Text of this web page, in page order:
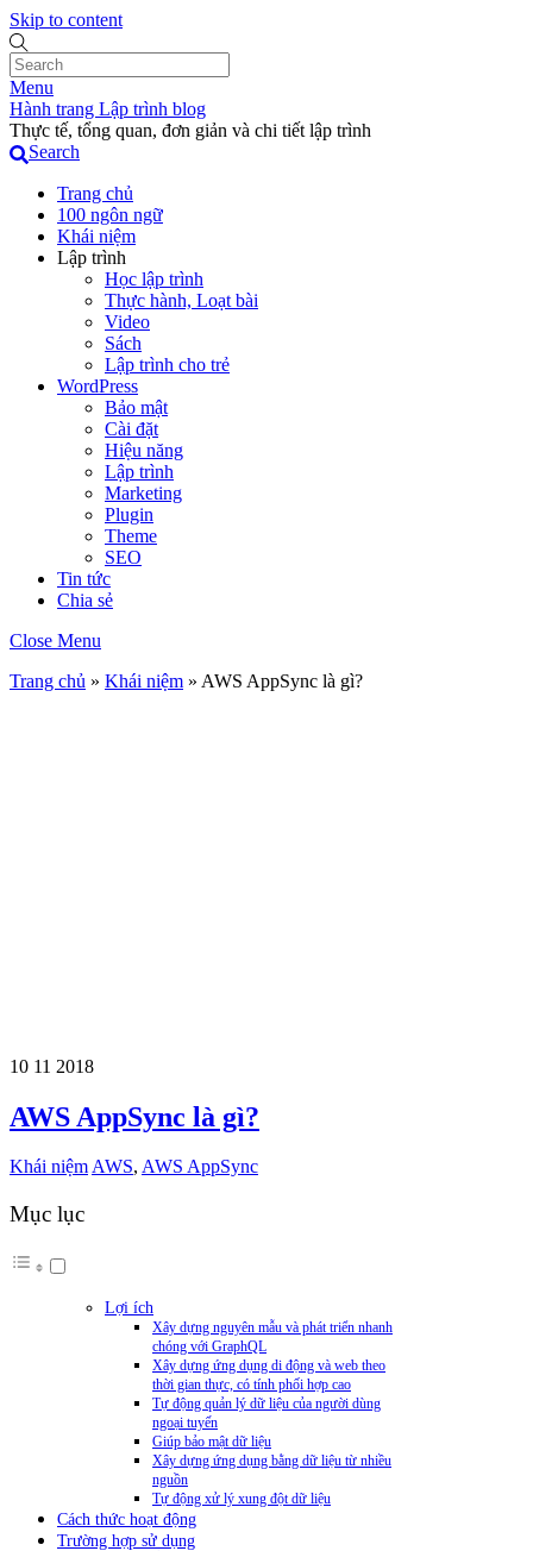
Skip to content
Menu
Hành trang Lập trình blog
Thực tế, tổng quan, đơn giản và chi tiết lập trình
Search
Trang chủ
100 ngôn ngữ
Khái niệm
Lập trình
Học lập trình
Thực hành, Loạt bài
Video
Sách
Lập trình cho trẻ
WordPress
Bảo mật
Cài đặt
Hiệu năng
Lập trình
Marketing
Plugin
Theme
SEO
Tin tức
Chia sẻ
Close Menu
Trang chủ » Khái niệm » AWS AppSync là gì?
10 11 2018
AWS AppSync là gì?
Khái niệmAWS, AWS AppSync
Mục lục
Lợi ích
Xây dựng nguyên mẫu và phát triển nhanh
chóng với GraphQL
Xây dựng ứng dụng di động và web theo
thời gian thực, có tính phối hợp cao
Tự động quản lý dữ liệu của người dùng
ngoại tuyến
Giúp bảo mật dữ liệu
Xây dựng ứng dụng bằng dữ liệu từ nhiều
nguồn
Tự động xử lý xung đột dữ liệu
Cách thức hoạt động
Trường hợp sử dụng